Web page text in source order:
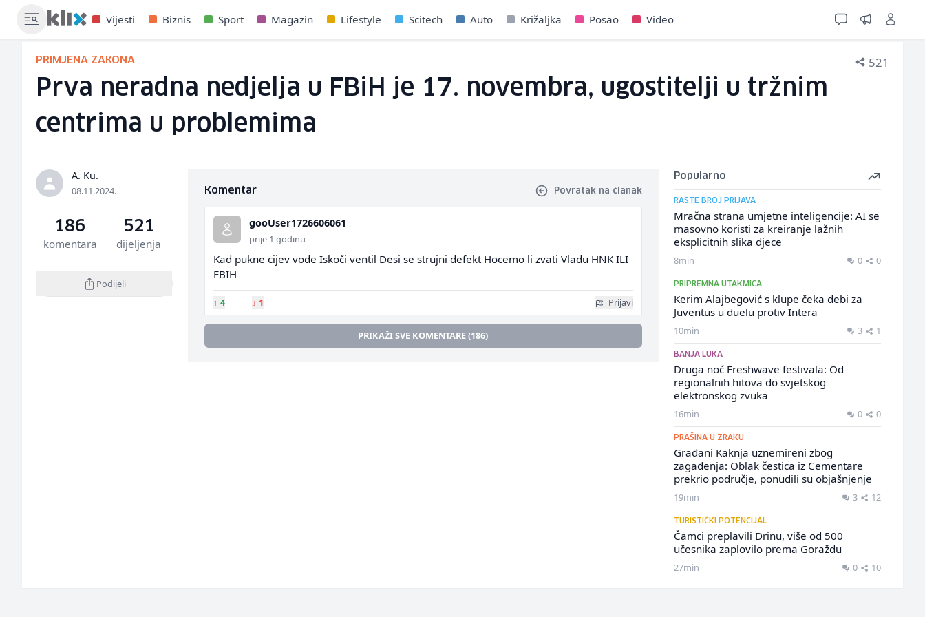
Vijesti Biznis Sport Magazin Lifestyle Scitech Auto Križaljka Posao Video
PRIMJENA ZAKONA 521
Prva neradna nedjelja u FBiH je 17. novembra, ugostitelji u tržnim
centrima u problemima
A. Ku.
08.11.2024.
186
komentara
521
dijeljenja
Podijeli
Komentar Povratak na članak
gooUser1726606061
prije 1 godinu
Kad pukne cijev vode Iskoči ventil Desi se strujni defekt Hocemo li zvati Vladu HNK ILI
FBIH
↑ 4 ↓ 1 Prijavi
PRIKAŽI SVE KOMENTARE (186)
Popularno
RASTE BROJ PRIJAVA
Mračna strana umjetne inteligencije: AI se
masovno koristi za kreiranje lažnih
eksplicitnih slika djece
8min 0 0
PRIPREMNA UTAKMICA
Kerim Alajbegović s klupe čeka debi za
Juventus u duelu protiv Intera
10min 3 1
BANJA LUKA
Druga noć Freshwave festivala: Od
regionalnih hitova do svjetskog
elektronskog zvuka
16min 0 0
PRAŠINA U ZRAKU
Građani Kaknja uznemireni zbog
zagađenja: Oblak čestica iz Cementare
prekrio područje, ponudili su objašnjenje
19min 3 12
TURISTIČKI POTENCIJAL
Čamci preplavili Drinu, više od 500
učesnika zaplovilo prema Goraždu
27min 0 10